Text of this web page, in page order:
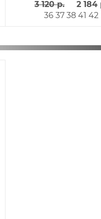
3 120 р.
2 184
36 37 38 41 42